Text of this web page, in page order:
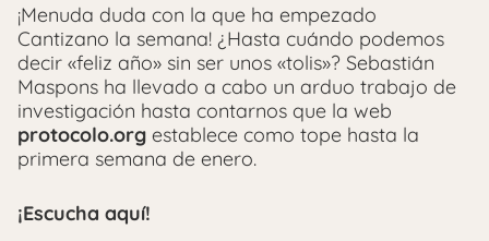
¡Menuda duda con la que ha empezado
Cantizano la semana! ¿Hasta cuándo podemos
decir «feliz año» sin ser unos «tolis»? Sebastián
Maspons ha llevado a cabo un arduo trabajo de
investigación hasta contarnos que la web
protocolo.org establece como tope hasta la
primera semana de enero.
¡Escucha aquí!